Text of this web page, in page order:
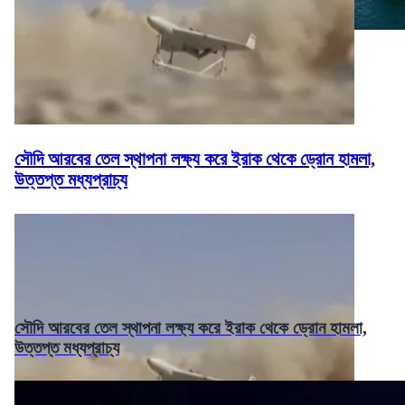
সৌদি আরবের তেল স্থাপনা লক্ষ্য করে ইরাক থেকে ড্রোন হামলা,
উত্তপ্ত মধ্যপ্রাচ্য
সৌদি আরবের তেল স্থাপনা লক্ষ্য করে ইরাক থেকে ড্রোন হামলা,
উত্তপ্ত মধ্যপ্রাচ্য